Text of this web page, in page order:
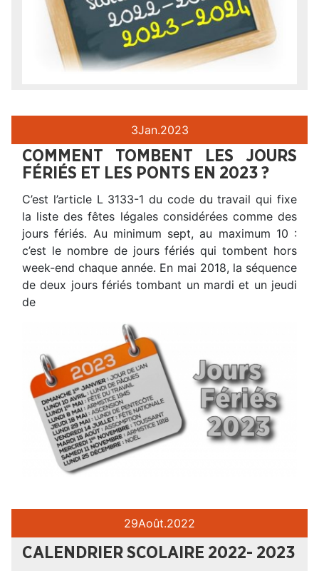
3Jan.2023
COMMENT TOMBENT LES JOURS
FÉRIÉS ET LES PONTS EN 2023 ?
C’est l’article L 3133-1 du code du travail qui fixe
la liste des fêtes légales considérées comme des
jours fériés. Au minimum sept, au maximum 10 :
c’est le nombre de jours fériés qui tombent hors
week-end chaque année. En mai 2018, la séquence
de deux jours fériés tombant un mardi et un jeudi
de
29Août.2022
CALENDRIER SCOLAIRE 2022- 2023